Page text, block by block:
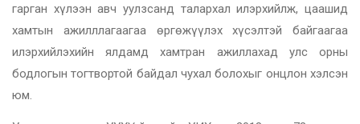
гарган хүлээн авч уулзсанд талархал илэрхийлж, цаашид
хамтын ажилллагаагаа өргөжүүлэх хүсэлтэй байгаагаа
илэрхийлэхийн ялдамд хамтран ажиллахад улс орны
бодлогын тогтвортой байдал чухал болохыг онцлон хэлсэн
юм.